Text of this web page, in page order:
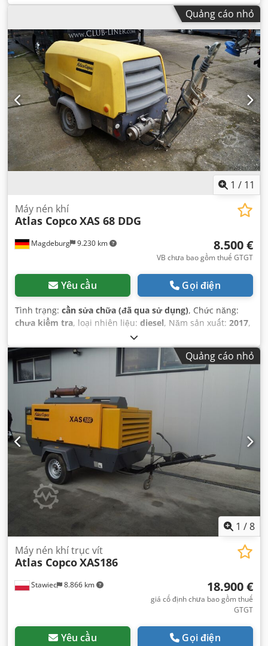
Quảng cáo nhỏ
1 / 11
Magdeburg 9.230 km
Máy nén khí
Atlas CopcoXAS 68 DDG
8.500 €
VB chưa bao gồm thuế GTGT
Yêu cầu Gọi điện
Tình trạng: cần sửa chữa (đã qua sử dụng), Chức năng:
chưa kiểm tra, loại nhiên liệu: diesel, Năm sản xuất: 2017,
Quảng cáo nhỏ
1 /8
Stawiec 8.866 km
Máy nén khí trục vít
Atlas CopcoXAS186
18.900 €
giá cố định chưa bao gồm thuế
GTGT
Yêu cầu Gọi điện